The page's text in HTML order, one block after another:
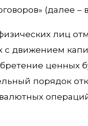
(далее –
лиц
движением
ценных
порядок